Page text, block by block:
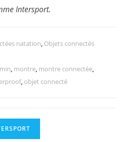
Intersport.
natation, Objets connectés
, montre, montre connectée,
, objet connecté